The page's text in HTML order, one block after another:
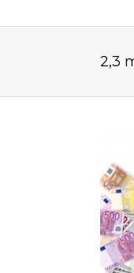
2,3